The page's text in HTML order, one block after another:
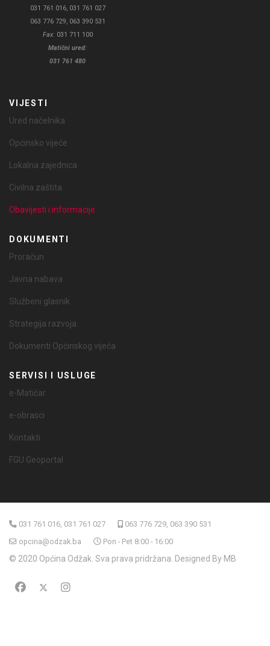
031 761 016, 031 761 027
063 776 729, 063 390 531
Fax: 031 711 100
Matični ured:
031 761 480
VIJESTI
Ured načelnika
Općinsko vijeće
Lokalna zajednica
Civilna zaštita
Obavijesti i informacije
DOKUMENTI
Proračun
Javna nabava
Službeni glasnik
Strategija razvoja
Dokumenti Općinskog vijeća
SERVISI I USLUGE
e-Matičar
e-obrasci
Kontakti
FGU Geoportal
031 761 016, 031 761 027
063 776 729, 063 390 531
opcina@odzak.ba
Pon - Pet 8:00 - 16:00
© 2020 Općina Odžak. Sva prava pridržana. Designed By MB